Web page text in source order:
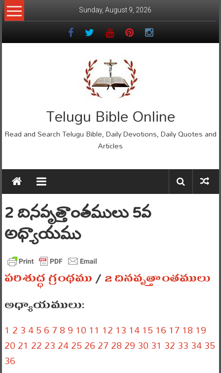
Skip
to
Sunday, August 9, 2026
Telugu Bible Online
Read and Search Telugu Bible, Daily Devotions, Daily Quotes and
Articles
2 దినవృత్తాంతములు 5వ
అధ్యాయము
పరిశుద్ధ గ్రంథము/2 దినవృత్తాంతములు
అధ్యాయములు:
1 23456789 10 11 12 13 1415 16 17 18 19
2021 22232425262728293031 32333435
36